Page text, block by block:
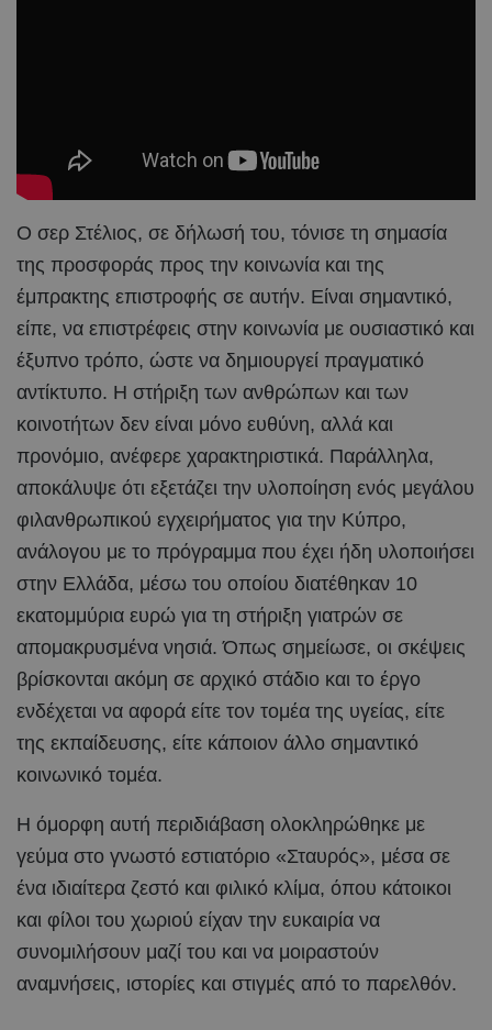
Ο σερ Στέλιος, σε δήλωσή του, τόνισε τη σημασία
της προσφοράς προς την κοινωνία και της
έμπρακτης επιστροφής σε αυτήν. Είναι σημαντικό,
είπε, να επιστρέφεις στην κοινωνία με ουσιαστικό και
έξυπνο τρόπο, ώστε να δημιουργεί πραγματικό
αντίκτυπο. Η στήριξη των ανθρώπων και των
κοινοτήτων δεν είναι μόνο ευθύνη, αλλά και
προνόμιο, ανέφερε χαρακτηριστικά. Παράλληλα,
αποκάλυψε ότι εξετάζει την υλοποίηση ενός μεγάλου
φιλανθρωπικού εγχειρήματος για την Κύπρο,
ανάλογου με το πρόγραμμα που έχει ήδη υλοποιήσει
στην Ελλάδα, μέσω του οποίου διατέθηκαν 10
εκατομμύρια ευρώ για τη στήριξη γιατρών σε
απομακρυσμένα νησιά. Όπως σημείωσε, οι σκέψεις
βρίσκονται ακόμη σε αρχικό στάδιο και το έργο
ενδέχεται να αφορά είτε τον τομέα της υγείας, είτε
της εκπαίδευσης, είτε κάποιον άλλο σημαντικό
κοινωνικό τομέα.
Η όμορφη αυτή περιδιάβαση ολοκληρώθηκε με
γεύμα στο γνωστό εστιατόριο «Σταυρός», μέσα σε
ένα ιδιαίτερα ζεστό και φιλικό κλίμα, όπου κάτοικοι
και φίλοι του χωριού είχαν την ευκαιρία να
συνομιλήσουν μαζί του και να μοιραστούν
αναμνήσεις, ιστορίες και στιγμές από το παρελθόν.